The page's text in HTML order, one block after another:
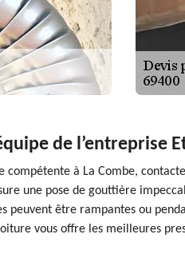
de l’entreprise
compétente à La Combe,
une pose de gouttière
peuvent être rampantes ou
vous offre les meilleures